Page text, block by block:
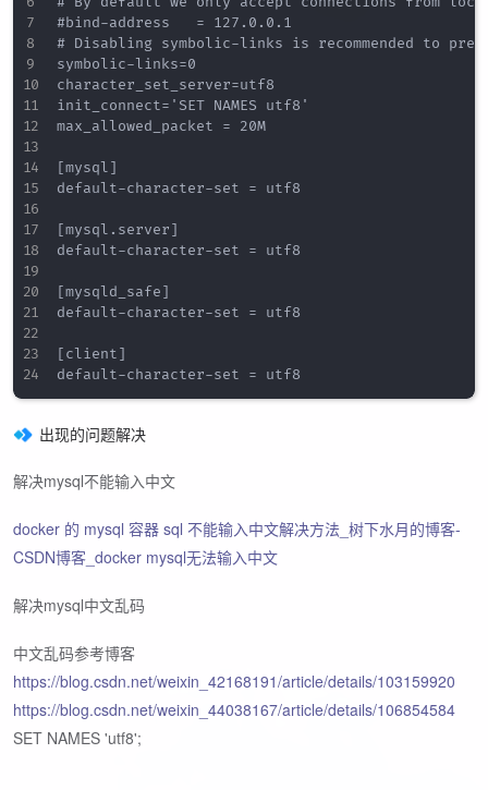
#bind-address   = 127.0.0.1
# Disabling symbolic-links is recommended to
symbolic-links=0
character_set_server=utf8
init_connect='SET NAMES utf8'
max_allowed_packet = 20M
[mysql]
default-character-set = utf8
[mysql.server]
default-character-set = utf8
[mysqld_safe]
default-character-set = utf8
[client]
出现的问题解决
解决mysql不能输入中文
docker 的 mysql 容器 sql 不能输入中文解决方法_树下水月的博客-
CSDN博客_docker mysql无法输入中文
解决mysql中文乱码
中文乱码参考博客
https://blog.csdn.net/weixin_42168191/article/details/103159920
https://blog.csdn.net/weixin_44038167/article/details/106854584
SET NAMES 'utf8';